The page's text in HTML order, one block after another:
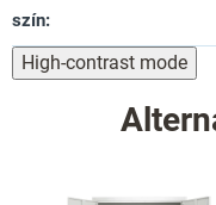
szín:
High-contrast mode